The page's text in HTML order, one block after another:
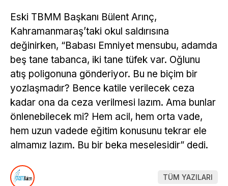
Eski TBMM Başkanı Bülent Arınç,
Kahramanmaraş’taki okul saldırısına
değinirken, “Babası Emniyet mensubu, adamda
beş tane tabanca, iki tane tüfek var. Oğlunu
atış poligonuna gönderiyor. Bu ne biçim bir
yozlaşmadır? Bence katile verilecek ceza
kadar ona da ceza verilmesi lazım. Ama bunlar
önlenebilecek mi? Hem acil, hem orta vade,
hem uzun vadede eğitim konusunu tekrar ele
almamız lazım. Bu bir beka meselesidir” dedi.
TÜM YAZILARI